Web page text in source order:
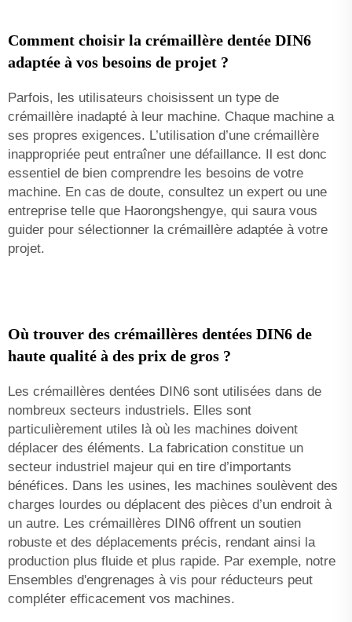
Comment choisir la crémaillère dentée DIN6
adaptée à vos besoins de projet ?
Parfois, les utilisateurs choisissent un type de
crémaillère inadapté à leur machine. Chaque machine a
ses propres exigences. L’utilisation d’une crémaillère
inappropriée peut entraîner une défaillance. Il est donc
essentiel de bien comprendre les besoins de votre
machine. En cas de doute, consultez un expert ou une
entreprise telle que Haorongshengye, qui saura vous
guider pour sélectionner la crémaillère adaptée à votre
projet.
Où trouver des crémaillères dentées DIN6 de
haute qualité à des prix de gros ?
Les crémaillères dentées DIN6 sont utilisées dans de
nombreux secteurs industriels. Elles sont
particulièrement utiles là où les machines doivent
déplacer des éléments. La fabrication constitue un
secteur industriel majeur qui en tire d’importants
bénéfices. Dans les usines, les machines soulèvent des
charges lourdes ou déplacent des pièces d’un endroit à
un autre. Les crémaillères DIN6 offrent un soutien
robuste et des déplacements précis, rendant ainsi la
production plus fluide et plus rapide. Par exemple, notre
Ensembles d'engrenages à vis pour réducteurs peut
compléter efficacement vos machines.